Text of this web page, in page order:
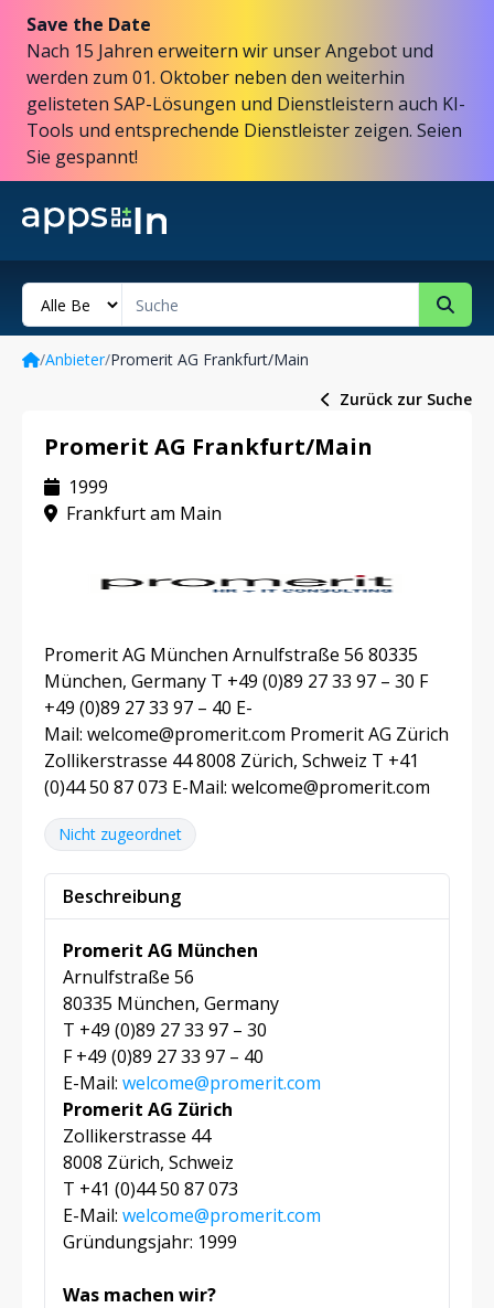
Save the Date
Nach 15 Jahren erweitern wir unser Angebot und
werden zum 01. Oktober neben den weiterhin
gelisteten SAP-Lösungen und Dienstleistern auch KI-
Tools und entsprechende Dienstleister zeigen. Seien
Sie gespannt!
/Anbieter/Promerit AG Frankfurt/Main
Zurück zur Suche
Promerit AG Frankfurt/Main
1999
Frankfurt am Main
Promerit AG München Arnulfstraße 56 80335
München, Germany T +49 (0)89 27 33 97 – 30 F
+49 (0)89 27 33 97 – 40 E-
Mail: welcome@promerit.com Promerit AG Zürich
Zollikerstrasse 44 8008 Zürich, Schweiz T +41
(0)44 50 87 073 E-Mail: welcome@promerit.com
Nicht zugeordnet
Beschreibung
Promerit AG München
Arnulfstraße 56
80335 München, Germany
T +49 (0)89 27 33 97 – 30
F +49 (0)89 27 33 97 – 40
E-Mail: welcome@promerit.com
Promerit AG Zürich
Zollikerstrasse 44
8008 Zürich, Schweiz
T +41 (0)44 50 87 073
E-Mail: welcome@promerit.com
Gründungsjahr: 1999
Was machen wir?